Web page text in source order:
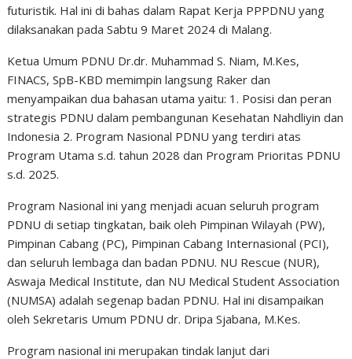
futuristik. Hal ini di bahas dalam Rapat Kerja PPPDNU yang
dilaksanakan pada Sabtu 9 Maret 2024 di Malang.
Ketua Umum PDNU Dr.dr. Muhammad S. Niam, M.Kes,
FINACS, SpB-KBD memimpin langsung Raker dan
menyampaikan dua bahasan utama yaitu: 1. Posisi dan peran
strategis PDNU dalam pembangunan Kesehatan Nahdliyin dan
Indonesia 2. Program Nasional PDNU yang terdiri atas
Program Utama s.d. tahun 2028 dan Program Prioritas PDNU
s.d. 2025.
Program Nasional ini yang menjadi acuan seluruh program
PDNU di setiap tingkatan, baik oleh Pimpinan Wilayah (PW),
Pimpinan Cabang (PC), Pimpinan Cabang Internasional (PCI),
dan seluruh lembaga dan badan PDNU. NU Rescue (NUR),
Aswaja Medical Institute, dan NU Medical Student Association
(NUMSA) adalah segenap badan PDNU. Hal ini disampaikan
oleh Sekretaris Umum PDNU dr. Dripa Sjabana, M.Kes.
Program nasional ini merupakan tindak lanjut dari